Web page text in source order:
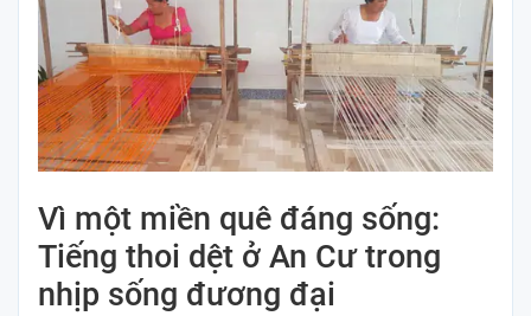
Vì một miền quê đáng sống:
Tiếng thoi dệt ở An Cư trong
nhịp sống đương đại